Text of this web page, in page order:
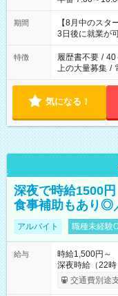
と休みを合わせ
「できれば残
ね。 ※Wワーク希望の方へ 今ご覧のお仕事で希望する勤務時間
と、もう1つの
合は応募できま
期間
【8月中のス
3日後に就業が
特徴 履歴書不要 / 40
上の大量募集 /
気になる！
深夜で時給1500
食事補助もあり◎
アルバイト 職種未経験
給与
時給1,500円～
深夜時給（22時～翌5時）
試用期間の長
試用期間の実
交通費別途